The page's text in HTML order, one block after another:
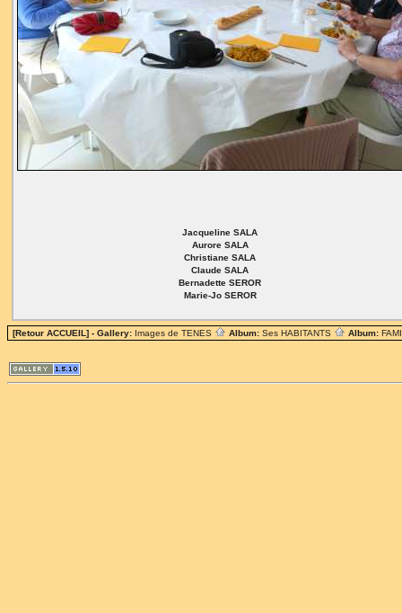
Jacqueline SALA
Aurore SALA
Christiane SALA
Claude SALA
Bernadette SEROR
Marie-Jo SEROR
[Retour ACCUEIL] - Gallery: Images de TENES Album: Ses HABITANTS Album: